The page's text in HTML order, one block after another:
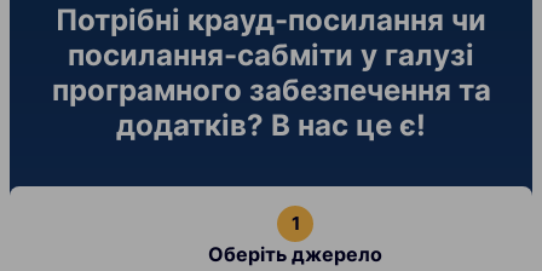
Потрібні крауд-посилання чи
посилання-сабміти у галузі
програмного забезпечення та
додатків? В нас це є!
Оберіть джерело